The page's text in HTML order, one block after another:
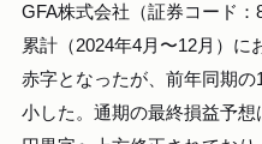
GFA株式会社（証券コード：
累計（2024年4月〜12月）に
赤字となったが、前年同期
小した。通期の最終損益予